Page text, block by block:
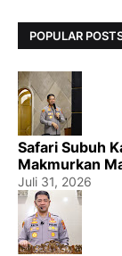
POPULAR
Safari Subuh
Makmurkan
Juli 31, 2026